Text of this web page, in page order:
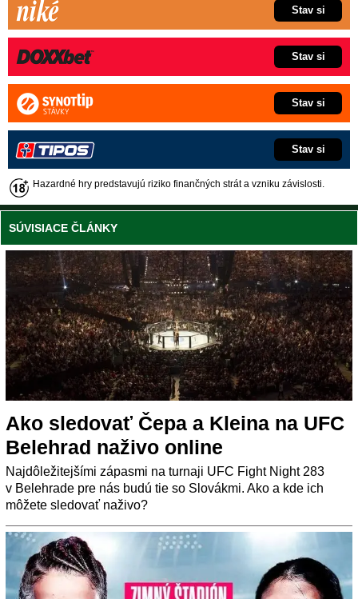
Stav si
Stav si
Stav si
Stav si
Hazardné hry predstavujú riziko finančných strát a vzniku závislosti.
SÚVISIACE ČLÁNKY
Ako sledovať Čepa a Kleina na UFC
Belehrad naživo online
Najdôležitejšími zápasmi na turnaji UFC Fight Night 283
v Belehrade pre nás budú tie so Slovákmi. Ako a kde ich
môžete sledovať naživo?